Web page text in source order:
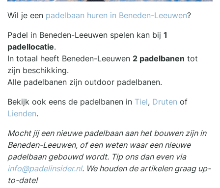
Wil je een padelbaan huren in Beneden-Leeuwen?
Padel in Beneden-Leeuwen spelen kan bij 1
padellocatie.
In totaal heeft Beneden-Leeuwen 2 padelbanen tot
zijn beschikking.
Alle padelbanen zijn outdoor padelbanen.
Bekijk ook eens de padelbanen in Tiel, Druten of
Lienden.
Mocht jij een nieuwe padelbaan aan het bouwen zijn in
Beneden-Leeuwen, of een weten waar een nieuwe
padelbaan gebouwd wordt. Tip ons dan even via
info@padelinsider.nl. We houden de artikelen graag up-
to-date!